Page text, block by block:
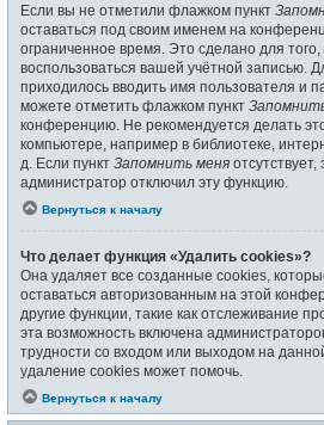
Если вы не отметили флажком пункт
оставаться под своим именем на
ограниченное время. Это сделано для того,
воспользоваться вашей учётной записью.
приходилось вводить имя пользователя и
можете отметить флажком пункт
конференцию. Не рекомендуется делать
компьютере, например в библиотеке,
д. Если пункт Запомнить меня отсутствует,
администратор отключил эту функцию.
Вернуться к началу
Что делает функция «Удалить cookies»?
Она удаляет все созданные cookies,
оставаться авторизованным на этой
другие функции, такие как отслеживание
эта возможность включена
трудности со входом или выходом на
удаление cookies может помочь.
Вернуться к началу